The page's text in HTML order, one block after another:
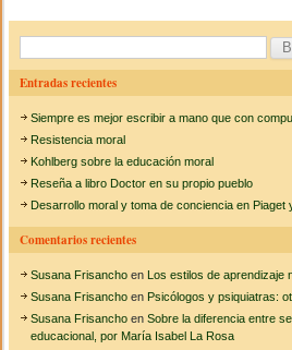
u
c
a
Entradas recientes
Siempre es mejor escribir a mano que con
Resistencia moral
Kohlberg sobre la educación moral
Reseña a libro Doctor en su propio pueblo
Desarrollo moral y toma de conciencia en Piaget
Comentarios recientes
Susana Frisancho enLos estilos de aprendizaje
Susana Frisancho enPsicólogos y psiquiatras:
Susana Frisancho enSobre la diferencia entre
educacional, por María Isabel La Rosa